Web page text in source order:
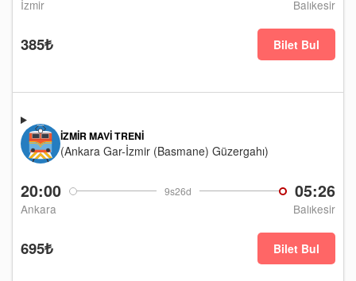
İzmir Balıkesir
385₺ Bilet Bul
20:00 9s26d 05:26
Ankara Balıkesir
İZMIR MAVI TRENI
(Ankara Gar-İzmir (Basmane) Güzergahı)
695₺ Bilet Bul